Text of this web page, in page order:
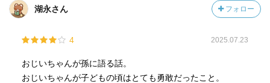
湖永さん フォロー
4 2025.07.23
おじいちゃんが孫に語る話。
おじいちゃんが子どもの頃はとても勇敢だったこと。